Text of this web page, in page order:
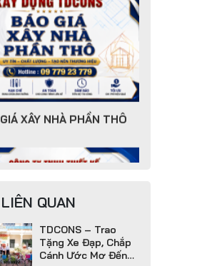
GÓI
QUAN
Nhà Trong Hẻm Nhỏ
Thì Chọn Phương Án
Cọc Ép Như Thế
Nào?
công Cốp Pha Cột
Vận Tải Đến Tham
TDCONS – Trao
Tặng Xe Đạp, Chắp
Cánh Ước Mơ Đến